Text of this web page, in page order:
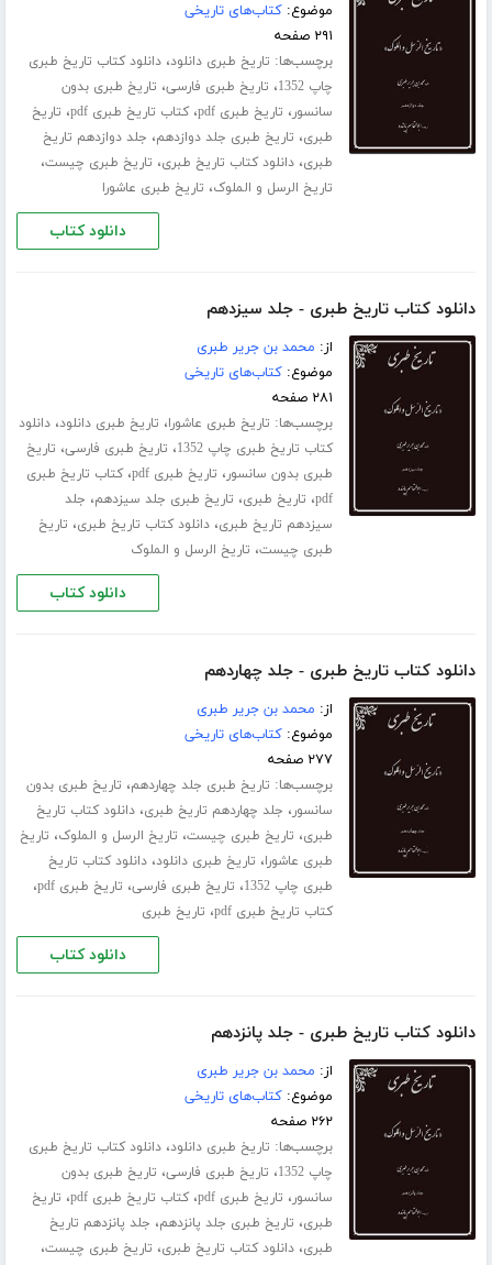
موضوع:کتاب‌های تاریخی
۲۹۱ صفحه
برچسب‌ها: تاریخ طبری دانلود،دانلود کتاب تاریخ طبری
چاپ 1352
، تاریخ طبری فارسی، تاریخ طبری بدون
سانسور، تاریخ طبری pdf ،کتاب تاریخ طبری pdf ، تاریخ
طبری، تاریخ طبری جلد ‌دوازدهم، جلد دوازدهم تاریخ
طبری،دانلود کتاب تاریخ طبری، تاریخ طبری چیست،
تاریخ الرسل و الملوک، تاریخ طبری عاشورا
دانلود کتاب
دانلود کتاب تاریخ طبری - جلد سیزدهم
از: محمد بن جریر طبری
موضوع:کتاب‌های تاریخی
۲۸۱ صفحه
برچسب‌ها: تاریخ طبری عاشورا، تاریخ طبری دانلود،دانلود
کتاب تاریخ طبری چاپ 1352
، تاریخ طبری فارسی، تاریخ
طبری بدون سانسور، تاریخ طبری pdf ،کتاب تاریخ طبری
pdf، تاریخ طبری، تاریخ طبری جلد ‌سیزدهم، جلد
سیزدهم تاریخ طبری،دانلود کتاب تاریخ طبری، تاریخ
طبری چیست، تاریخ الرسل و الملوک
دانلود کتاب
دانلود کتاب تاریخ طبری - جلد چهاردهم
از: محمد بن جریر طبری
موضوع:کتاب‌های تاریخی
۲۷۷ صفحه
برچسب‌ها: تاریخ طبری جلد ‌چهاردهم، تاریخ طبری بدون
سانسور، جلد چهاردهم تاریخ طبری،دانلود کتاب تاریخ
طبری، تاریخ طبری چیست، تاریخ الرسل و الملوک، تاریخ
طبری عاشورا، تاریخ طبری دانلود،دانلود کتاب تاریخ
طبری چاپ 1352
، تاریخ طبری فارسی، تاریخ طبری pdf ،
کتاب تاریخ طبری pdf ، تاریخ طبری
دانلود کتاب
دانلود کتاب تاریخ طبری - جلد پانزدهم
از: محمد بن جریر طبری
موضوع:کتاب‌های تاریخی
۲۶۲ صفحه
برچسب‌ها: تاریخ طبری دانلود،دانلود کتاب تاریخ طبری
چاپ 1352
، تاریخ طبری فارسی، تاریخ طبری بدون
سانسور، تاریخ طبری pdf ،کتاب تاریخ طبری pdf ، تاریخ
طبری، تاریخ طبری جلد ‌پانزدهم، جلد پانزدهم تاریخ
طبری،دانلود کتاب تاریخ طبری، تاریخ طبری چیست،